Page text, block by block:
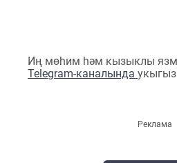
Иң мөһим һәм кызыклы
Telegram-каналында укыгыз
Реклама